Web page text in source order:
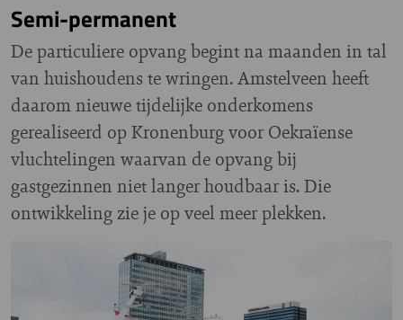
Semi-permanent
De particuliere opvang begint na maanden in tal
van huishoudens te wringen. Amstelveen heeft
daarom nieuwe tijdelijke onderkomens
gerealiseerd op Kronenburg voor Oekraïense
vluchtelingen waarvan de opvang bij
gastgezinnen niet langer houdbaar is. Die
ontwikkeling zie je op veel meer plekken.